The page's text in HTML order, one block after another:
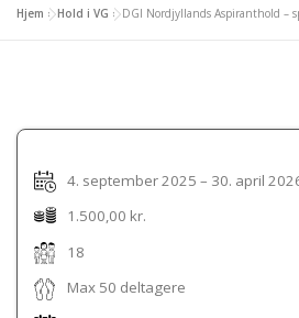
TRÆNINGSTØJ KONTAKT OS
Hjem »Hold i VG »DGI Nordjyllands Aspiranthold –
4. september 2025 – 30. april
1.500,00 kr.
18
Max 50 deltagere